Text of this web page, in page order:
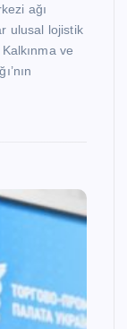
ağı
ulusal lojistik
ve